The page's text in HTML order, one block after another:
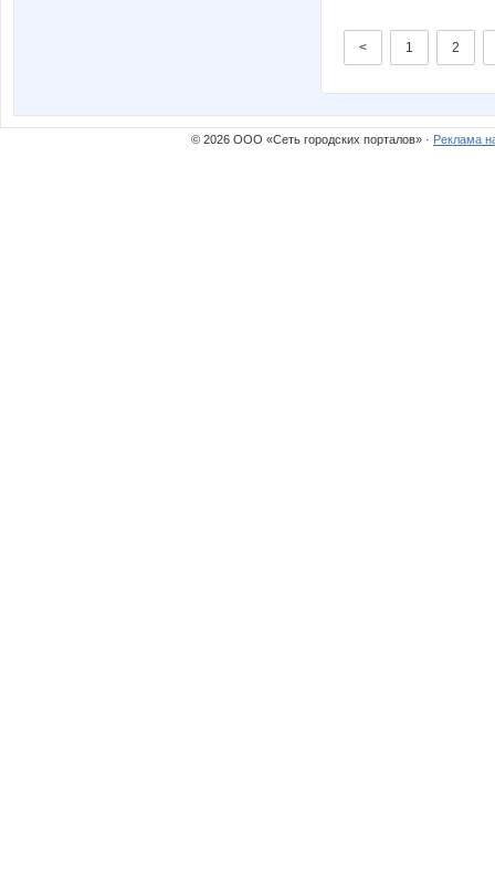
< 1 2
© 2026 ООО «Сеть городских порталов» · Реклама